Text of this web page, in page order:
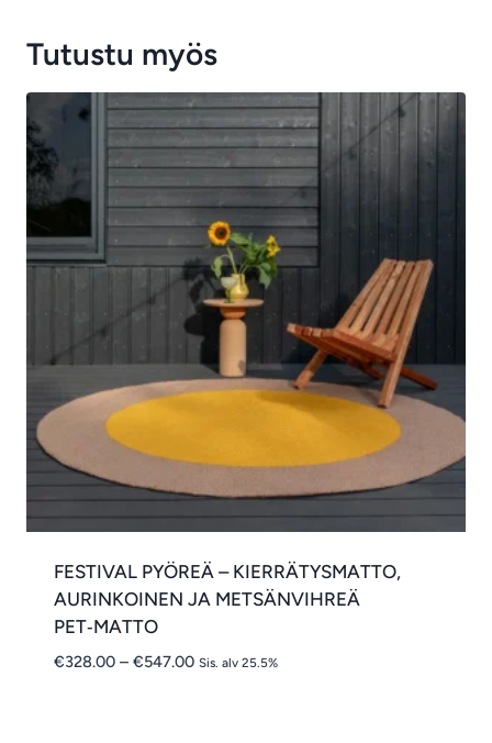
Tutustu myös
FESTIVAL PYÖREÄ – KIERRÄTYSMATTO,
AURINKOINEN JA METSÄNVIHREÄ
PET‑MATTO
€328.00 – €547.00Hintaluokka:
Sis. alv 25.5%